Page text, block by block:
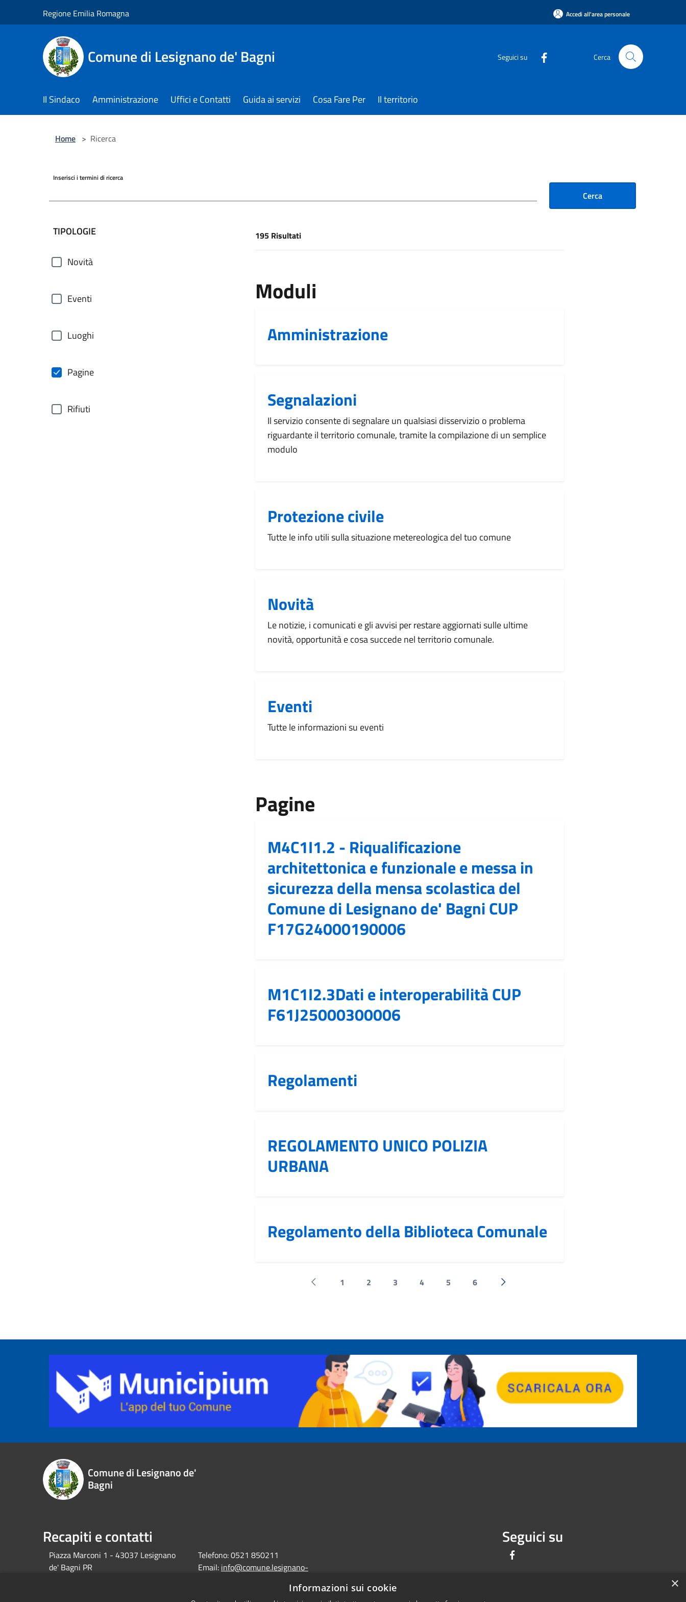
Regione Emilia Romagna Accedi all'area personale
Comune di Lesignano de' Bagni Seguici su Cerca
Il Sindaco Amministrazione Uffici e Contatti Guida ai servizi Cosa Fare Per Il territorio
Home > Ricerca
Inserisci i termini di ricerca
Cerca
filtri da applicare
TIPOLOGIE
Novità
Eventi
Luoghi
Pagine
Rifiuti
[results] Risultati
195 Risultati
Moduli
Amministrazione
Segnalazioni
Il servizio consente di segnalare un qualsiasi disservizio o problema
riguardante il territorio comunale, tramite la compilazione di un semplice
modulo
Protezione civile
Tutte le info utili sulla situazione metereologica del tuo comune
Novità
Le notizie, i comunicati e gli avvisi per restare aggiornati sulle ultime
novità, opportunità e cosa succede nel territorio comunale.
Eventi
Tutte le informazioni su eventi
Pagine
M4C1I1.2 - Riqualificazione
architettonica e funzionale e messa in
sicurezza della mensa scolastica del
Comune di Lesignano de' Bagni CUP
F17G24000190006
M1C1I2.3Dati e interoperabilità CUP
F61J25000300006
Regolamenti
REGOLAMENTO UNICO POLIZIA
URBANA
Regolamento della Biblioteca Comunale
Pagina precedente
1 2 3 4 5 6
Successiva »
Comune di Lesignano de'
Bagni
Recapiti e contatti
Piazza Marconi 1 - 43037 Lesignano
de' Bagni PR
Telefono:0521 850211
Email: info@comune.lesignano-
Seguici su
×
Informazioni sui cookie